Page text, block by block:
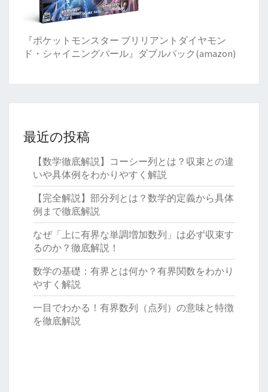
『ポケットモンスター ブリリアントダイヤモン
ド・シャイニングパール』ダブルパック(amazon)
最近の投稿
【数学徹底解説】コーシー列とは？収束との違
いや具体例をわかりやすく解説
【完全解説】部分列とは？数学的定義から具体
例まで徹底解説
なぜ「上に有界な単調増加数列」は必ず収束す
るのか？徹底解説！
数学の基礎：有界とは何か？有界関数をわかり
やすく解説
一目でわかる！有界数列（点列）の意味と特徴
を徹底解説